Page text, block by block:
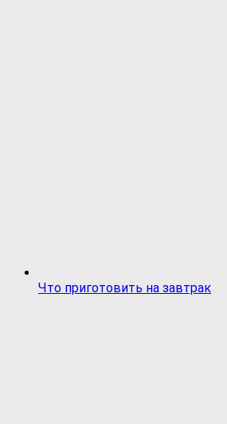
Что приготовить на завтрак